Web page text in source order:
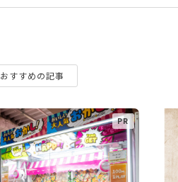
おすすめの記事